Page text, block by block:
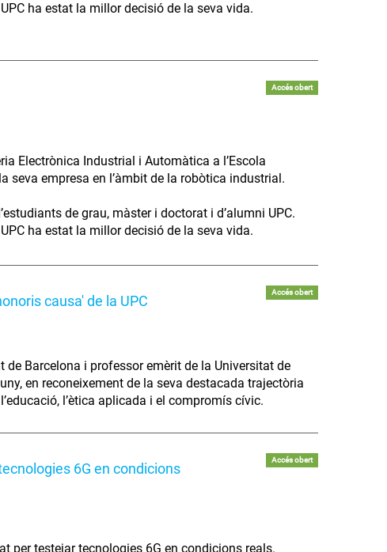
ha estat la millor decisió de la seva vida.
Accés obert
Electrònica Industrial i Automàtica a l’Escola
seva empresa en l’àmbit de la robòtica industrial.
de grau, màster i doctorat i d’alumni UPC.
ha estat la millor decisió de la seva vida.
causa' de la UPC
Accés obert
Barcelona i professor emèrit de la Universitat de
en reconeixement de la seva destacada trajectòria
l’ètica aplicada i el compromís cívic.
6G en condicions
Accés obert
per testejar tecnologies 6G en condicions reals.